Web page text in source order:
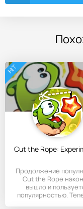
Cut the Rope:
Продолжение
Cut the Rope
вышло и
популярностью.
HIT